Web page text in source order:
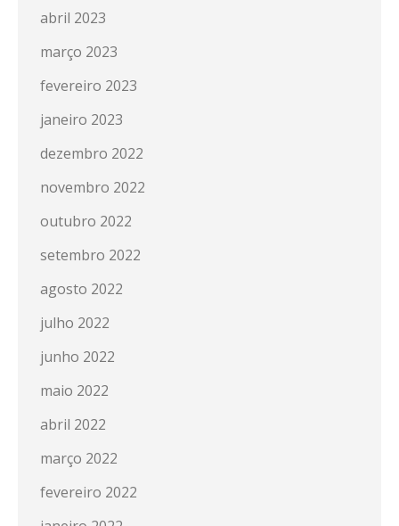
abril 2023
março 2023
fevereiro 2023
janeiro 2023
dezembro 2022
novembro 2022
outubro 2022
setembro 2022
agosto 2022
julho 2022
junho 2022
maio 2022
abril 2022
março 2022
fevereiro 2022